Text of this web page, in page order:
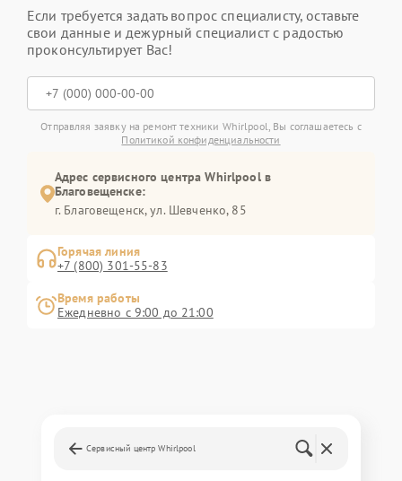
Если требуется задать вопрос специалисту, оставьте
свои данные и дежурный специалист с радостью
проконсультирует Вас!
Отправляя заявку на ремонт техники Whirlpool, Вы соглашаетесь с
Политикой конфиденциальности
Адрес сервисного центра Whirlpool в
Благовещенске:
г. Благовещенск, ул. Шевченко, 85
Горячая линия
+7 (800) 301-55-83
Время работы
Ежедневно с 9:00 до 21:00
Сервисный центр Whirlpool